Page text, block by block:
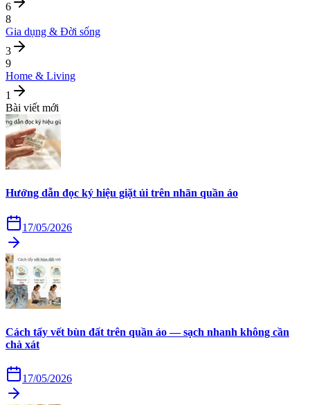
6
8
Gia dụng & Đời sống
3
9
Home & Living
1
Bài viết mới
Hướng dẫn đọc ký hiệu giặt ủi trên nhãn quần áo
17/05/2026
Cách tẩy vết bùn đất trên quần áo — sạch nhanh không cần
chà xát
17/05/2026